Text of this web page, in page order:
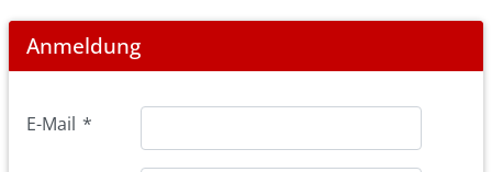
Login
Anmeldung
E-Mail *